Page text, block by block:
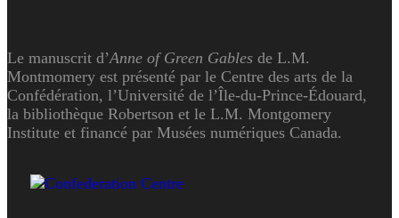
Le manuscrit d’Anne of Green Gables de L.M.
Montmomery est présenté par le Centre des arts de la
Confédération, l’Université de l’Île-du-Prince-Édouard,
la bibliothèque Robertson et le L.M. Montgomery
Institute et financé par Musées numériques Canada.